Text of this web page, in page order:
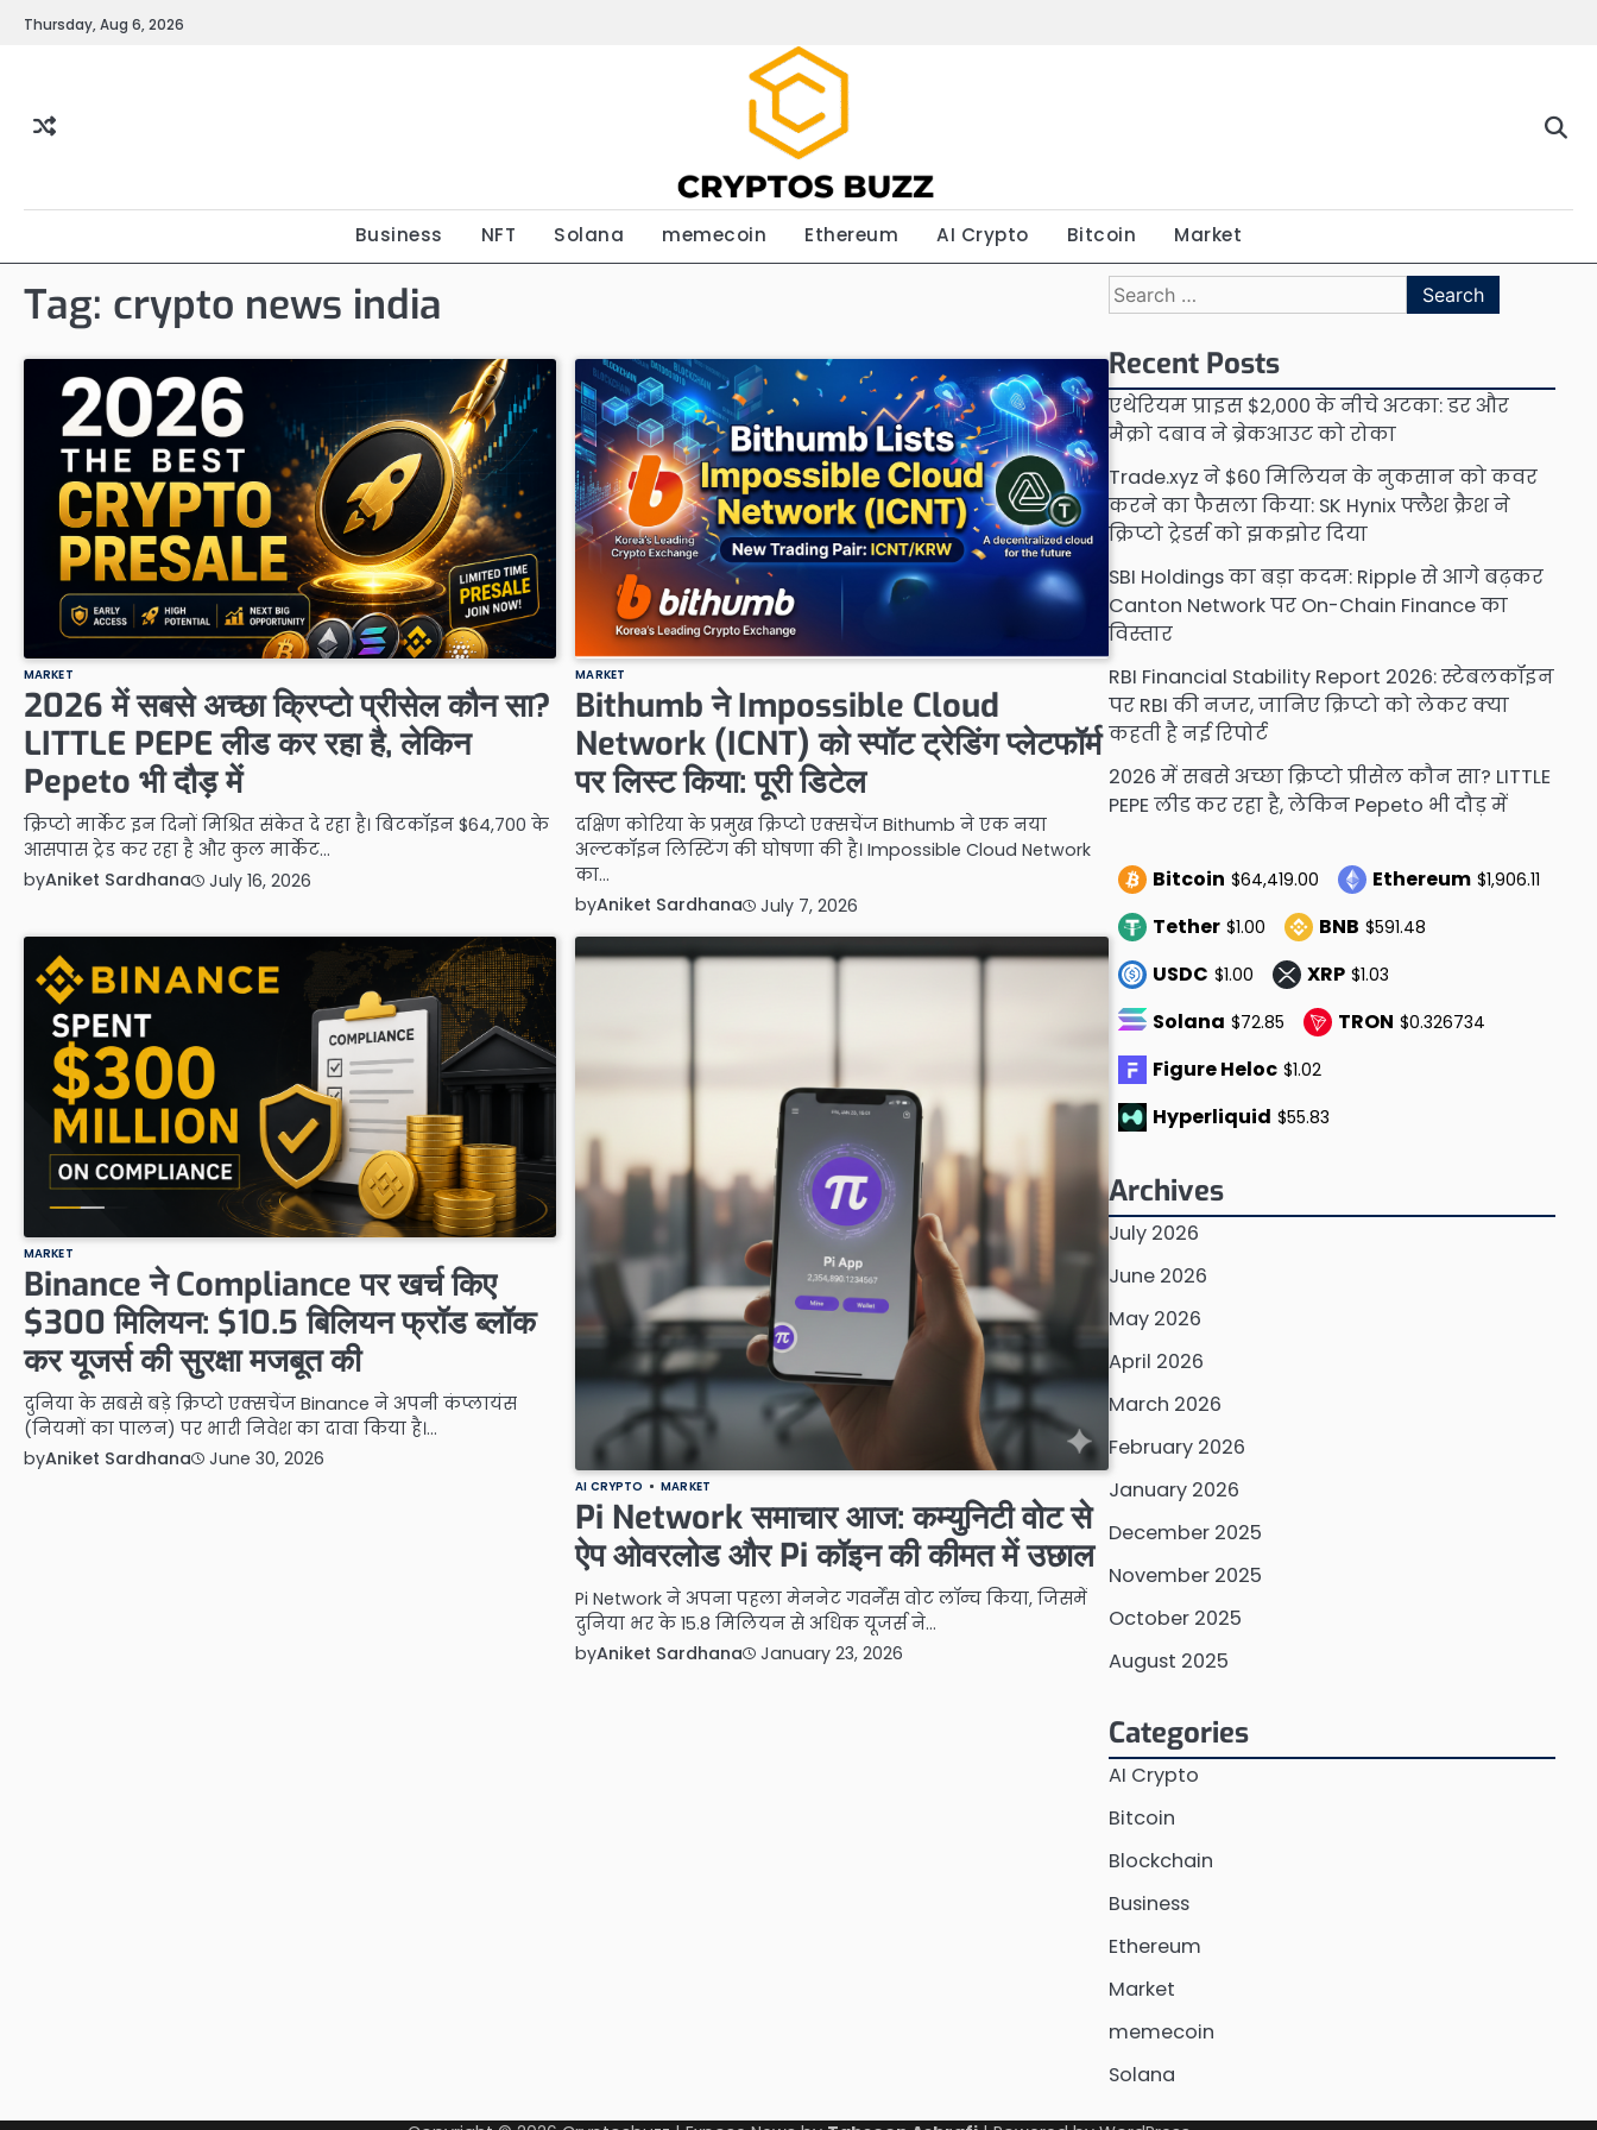
SkipThursday, Aug 6, 2026
Business NFT Solana memecoin Ethereum AI Crypto Bitcoin Market
Tag: crypto news india
MARKET
2026 में सबसे अच्छा क्रिप्टो प्रीसेल कौन सा?
LITTLE PEPE लीड कर रहा है, लेकिन
Pepeto भी दौड़ में
क्रिप्टो मार्केट इन दिनों मिश्रित संकेत दे रहा है। बिटकॉइन $64,700 के
आसपास ट्रेड कर रहा है और कुल मार्केट…
byAniket Sardhana July 16, 2026
MARKET
Bithumb ने Impossible Cloud
Network (ICNT) को स्पॉट ट्रेडिंग प्लेटफॉर्म
पर लिस्ट किया: पूरी डिटेल
दक्षिण कोरिया के प्रमुख क्रिप्टो एक्सचेंज Bithumb ने एक नया
अल्टकॉइन लिस्टिंग की घोषणा की है। Impossible Cloud Network
का…
byAniket Sardhana July 7, 2026
MARKET
Binance ने Compliance पर खर्च किए
$300 मिलियन: $10.5 बिलियन फ्रॉड ब्लॉक
कर यूजर्स की सुरक्षा मजबूत की
दुनिया के सबसे बड़े क्रिप्टो एक्सचेंज Binance ने अपनी कंप्लायंस
(नियमों का पालन) पर भारी निवेश का दावा किया है।…
byAniket Sardhana June 30, 2026
AI CRYPTO MARKET
Pi Network समाचार आज: कम्युनिटी वोट से
ऐप ओवरलोड और Pi कॉइन की कीमत में उछाल
Pi Network ने अपना पहला मेननेट गवर्नेंस वोट लॉन्च किया, जिसमें
दुनिया भर के 15.8 मिलियन से अधिक यूजर्स ने…
byAniket Sardhana January 23, 2026
Search
for:
Recent Posts
एथेरियम प्राइस $2,000 के नीचे अटका: डर और
मैक्रो दबाव ने ब्रेकआउट को रोका
Trade.xyz ने $60 मिलियन के नुकसान को कवर
करने का फैसला किया: SK Hynix फ्लैश क्रैश ने
क्रिप्टो ट्रेडर्स को झकझोर दिया
SBI Holdings का बड़ा कदम: Ripple से आगे बढ़कर
Canton Network पर On-Chain Finance का
विस्तार
RBI Financial Stability Report 2026: स्टेबलकॉइन
पर RBI की नजर, जानिए क्रिप्टो को लेकर क्या
कहती है नई रिपोर्ट
2026 में सबसे अच्छा क्रिप्टो प्रीसेल कौन सा? LITTLE
PEPE लीड कर रहा है, लेकिन Pepeto भी दौड़ में
Bitcoin $64,419.00 Ethereum $1,906.11
Tether $1.00 BNB $591.48
USDC $1.00 XRP $1.03
Solana $72.85 TRON $0.326734
Figure Heloc $1.02
Hyperliquid $55.83
Archives
July 2026
June 2026
May 2026
April 2026
March 2026
February 2026
January 2026
December 2025
November 2025
October 2025
August 2025
Categories
AI Crypto
Bitcoin
Blockchain
Business
Ethereum
Market
memecoin
Solana